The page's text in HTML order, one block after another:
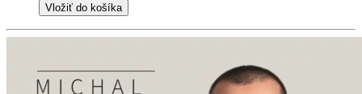
Vložiť do košíka